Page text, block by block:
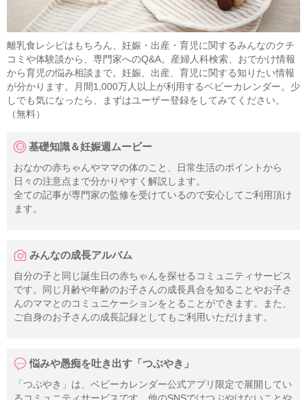
離乳食レシピはもちろん、妊娠・出産・育児に関するみんなのクチ
コミや体験談から、専門家へのQ&A。産婦人科検索、おでかけ情報
から育児の悩み相談まで。妊娠、出産、育児に関する知りたい情報
が分かります。月間1,000万人以上が利用するベビーカレンダー。少
しでも気になったら、まずはユーザー登録をしてみてください。
（無料）
基礎知識＆妊娠週ムービー
おなかの赤ちゃんやママの体のこと、日常生活のポイントから
日々の注意点まで分かりやすく解説します。
全ての記事が専門家の監修を受けているので安心してご利用頂け
ます。
みんなの成長アルバム
自分の子と同じ誕生日の赤ちゃんを探せるコミュニティサービス
です。同じ月齢や年齢のお子さんの成長具合を知ることやお子さ
んのママとのコミュニケーションをとることができます。また、
ご自身のお子さんの成長記録としてもご利用いただけます。
悩みや愚痴を吐き出す「つぶやき」
「つぶやき」は、ベビーカレンダー公式アプリ限定で展開してい